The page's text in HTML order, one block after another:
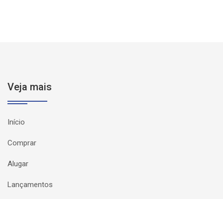
Veja mais
Início
Comprar
Alugar
Lançamentos